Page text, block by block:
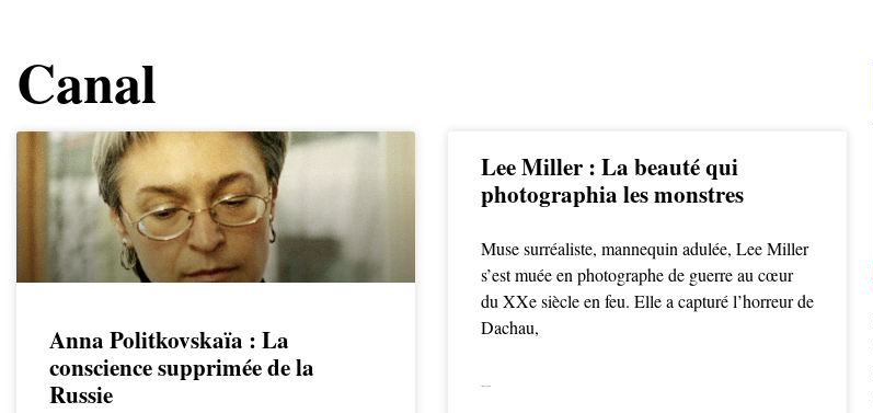
Canal
Anna Politkovskaïa : La
conscience supprimée de la
Russie
Lee Miller : La beauté qui
photographia les monstres
Muse surréaliste, mannequin adulée, Lee Miller
s’est muée en photographe de guerre au cœur
du XXe siècle en feu. Elle a capturé l’horreur de
Dachau,